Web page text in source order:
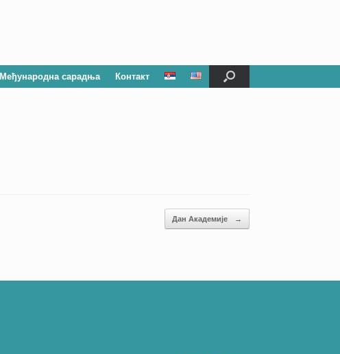
Међународна сарадња Контакт
Дан Академије →